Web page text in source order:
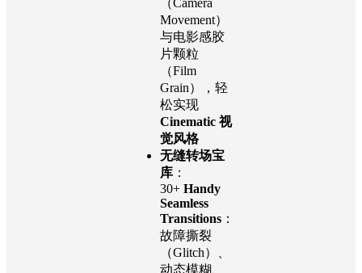
Movement）
与电影感胶
片颗粒
（Film
Grain），轻
松实现
Cinematic 视
觉风格
无缝转场宝
库 ：
30+ Handy
Seamless
Transitions ：
故障撕裂
（Glitch）、
动态模糊、